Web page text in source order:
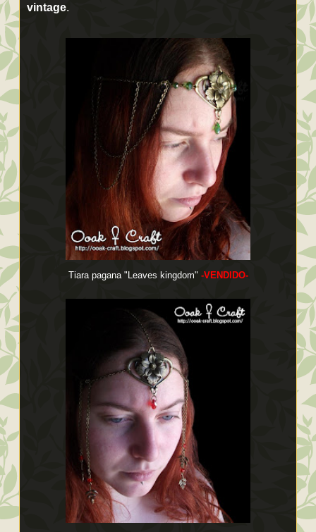
vintage.
Tiara pagana "Leaves kingdom" -VENDIDO-